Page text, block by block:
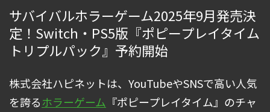
i
n
サバイバルホラーゲーム2025年9月発売決
定！Switch・PS5版『ポピープレイタイム
トリプルパック』予約開始
株式会社ハピネットは、YouTubeやSNSで高い人気
を誇るホラーゲーム 『ポピープレイタイム』のチャ